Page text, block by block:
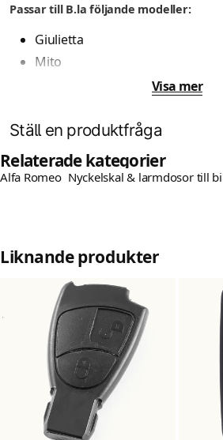
Passar till B.la följande modeller:
Giulietta
Mito
159 GTA
Visa mer
Ställ en produktfråga
Fråga oss något om denna
name
Mejladress
Ja, ni får publicera min fråga
Relaterade kategorier
Alfa Romeo Nyckelskal & larmdosor till
Liknande produkter